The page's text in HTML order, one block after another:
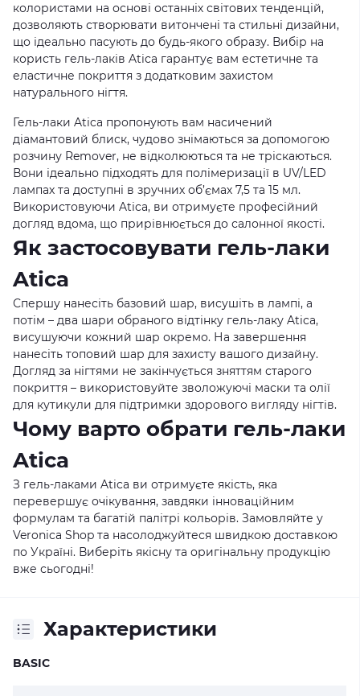
колористами на основі останніх світових тенденцій,
дозволяють створювати витончені та стильні дизайни,
що ідеально пасують до будь-якого образу. Вибір на
користь гель-лаків Atica гарантує вам естетичне та
еластичне покриття з додатковим захистом
натурального нігтя.
Гель-лаки Atica пропонують вам насичений
діамантовий блиск, чудово знімаються за допомогою
розчину Remover, не відколюються та не тріскаються.
Вони ідеально підходять для полімеризації в UV/LED
лампах та доступні в зручних об’ємах 7,5 та 15 мл.
Використовуючи Atica, ви отримуєте професійний
догляд вдома, що прирівнюється до салонної якості.
Як застосовувати гель-лаки
Atica
Спершу нанесіть базовий шар, висушіть в лампі, а
потім – два шари обраного відтінку гель-лаку Atica,
висушуючи кожний шар окремо. На завершення
нанесіть топовий шар для захисту вашого дизайну.
Догляд за нігтями не закінчується зняттям старого
покриття – використовуйте зволожуючі маски та олії
для кутикули для підтримки здорового вигляду нігтів.
Чому варто обрати гель-лаки
Atica
З гель-лаками Atica ви отримуєте якість, яка
перевершує очікування, завдяки інноваційним
формулам та багатій палітрі кольорів. Замовляйте у
Veronica Shop та насолоджуйтеся швидкою доставкою
по Україні. Виберіть якісну та оригінальну продукцію
вже сьогодні!
Характеристики
BASIC